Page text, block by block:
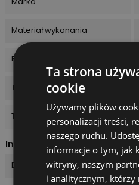
Materiał wykonania
Rodzaj pracy
Typ mocowania
Typ produktu
Indeksy
EAN13
Ta strona
cookie
Używamy plików
personalizacji treści,
naszego ruchu.
informacje o tym, jak
witryny, naszym
i analitycznym, którzy